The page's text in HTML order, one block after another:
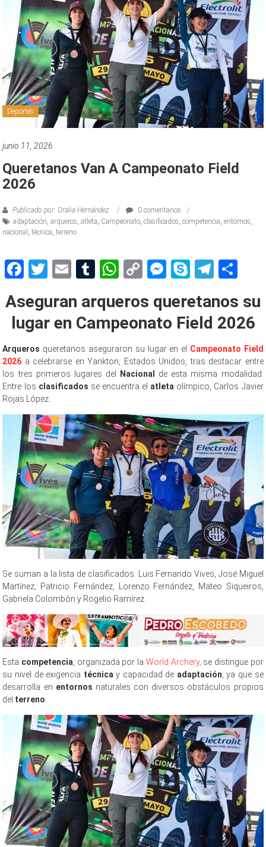
Deportes
junio 11, 2026
Queretanos Van A Campeonato Field
2026
Publicado por: Oralia Hernández
0 comentarios
adaptación ,arqueros ,atleta Campeonato ,clasificados ,competencia ,entornos
nacional
,técnica ,terreno
Facebook
Twitter
EmailTumblr
WhatsApp
CopyMessenger
Skype
Aseguran arqueros queretanos su
lugar en Campeonato Field 2026
Arqueros queretanos aseguraron su lugar en el Campeonato Field
2026 a celebrarse en Yankton, Estados Unidos, tras destacar entre
los tres primeros lugares del Nacional de esta misma modalidad.
Entre los clasificados se encuentra el atleta olímpico, Carlos Javier
Rojas López.
Se suman a la lista de clasificados: Luis Fernando Vives, José Miguel
Martínez, Patricio Fernández, Lorenzo Fernández, Mateo Siqueiros,
Gabriela Colombón y Rogelio Ramírez.
Esta competencia , organizada por la World Archery, se distingue por
su nivel de exigencia técnica y capacidad de adaptación , ya que se
desarrolla en entornos naturales con diversos obstáculos propios
del terreno